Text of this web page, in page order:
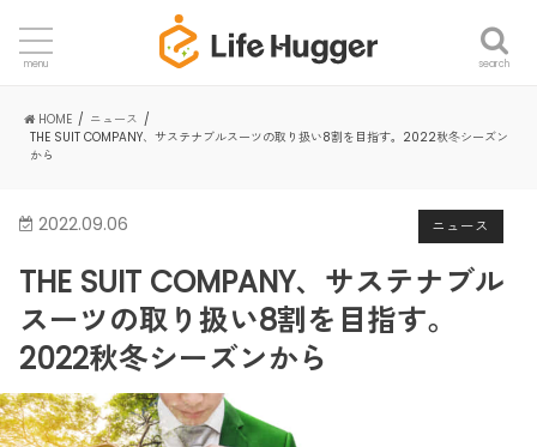
search
menu
HOME
ニュース
THE SUIT COMPANY、サステナブルスーツの取り扱い8割を目指す。2022秋冬シーズン
から
ニュース
2022.09.06
THE SUIT COMPANY、サステナブル
スーツの取り扱い8割を目指す。
2022秋冬シーズンから